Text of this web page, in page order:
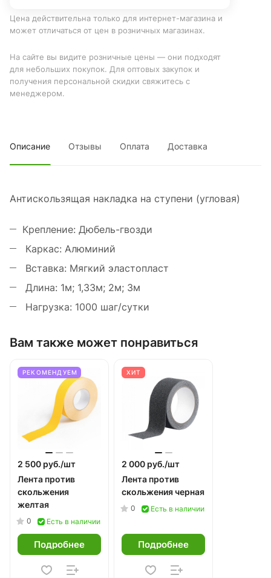
Цена действительна только для интернет-магазина и
может отличаться от цен в розничных магазинах.
На сайте вы видите розничные цены — они подходят
для небольших покупок. Для оптовых закупок и
получения персональной скидки свяжитесь с
менеджером.
Описание Отзывы Оплата Доставка
Антискользящая накладка на ступени (угловая)
Крепление: Дюбель-гвозди
Каркас: Алюминий
Вставка: Мягкий эластопласт
Длина: 1м; 1,33м; 2м; 3м
Нагрузка: 1000 шаг/сутки
Вам также может понравиться
РЕКОМЕНДУЕМ
2 500 руб./шт
Лента против
скольжения
желтая
0 Есть в наличии
Подробнее
ХИТ
2 000 руб./шт
Лента против
скольжения черная
0 Есть в наличии
Подробнее